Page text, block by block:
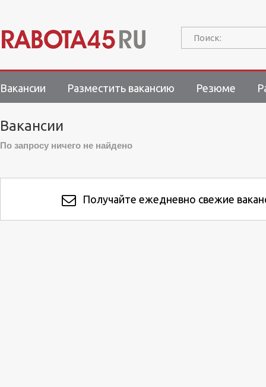
Поиск:
Вакансии Разместить вакансию Резюме
Вакансии
По запросу ничего не найдено
Получайте ежедневно свежие